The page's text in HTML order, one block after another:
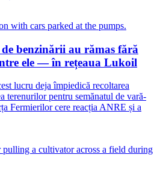
benzinării au rămas fără
ele — în rețeaua Lukoil
lucru deja împiedică recoltarea
terenurilor pentru semănatul de vară-
Fermierilor cere reacția ANRE și a